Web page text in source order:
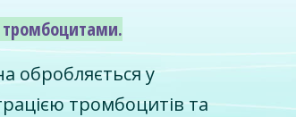
тромбоцитами.
обробляється у
тромбоцитів та